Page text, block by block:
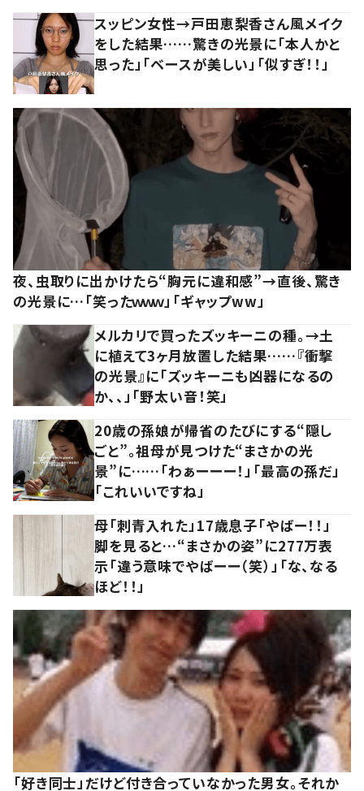
スッピン女性→戸田恵梨香さん風メイク
をした結果……驚きの光景に「本人かと
思った」「ベースが美しい」「似すぎ！！」
夜、虫取りに出かけたら“胸元に違和感”→直後、驚き
の光景に…「笑ったｗｗｗ」「ギャップww」
メルカリで買ったズッキーニの種。→土
に植えて3ヶ月放置した結果……『衝撃
の光景』に「ズッキーニも凶器になるの
か、、」「野太い音！笑」
20歳の孫娘が帰省のたびにする“隠し
ごと”。祖母が見つけた“まさかの光
景”に……「わぁーーー！」「最高の孫だ」
「これいいですね」
母「刺青入れた」17歳息子「やばー！！」
脚を見ると…“まさかの姿”に277万表
示「違う意味でやばーー（笑）」「な、なる
ほど！！」
「好き同士」だけど付き合っていなかった男女。それか